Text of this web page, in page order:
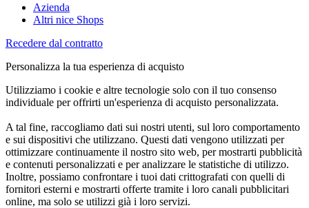
Azienda
Altri nice Shops
Recedere dal contratto
Personalizza la tua esperienza di acquisto
Utilizziamo i cookie e altre tecnologie solo con il tuo consenso
individuale per offrirti un'esperienza di acquisto personalizzata.
A tal fine, raccogliamo dati sui nostri utenti, sul loro comportamento
e sui dispositivi che utilizzano. Questi dati vengono utilizzati per
ottimizzare continuamente il nostro sito web, per mostrarti pubblicità
e contenuti personalizzati e per analizzare le statistiche di utilizzo.
Inoltre, possiamo confrontare i tuoi dati crittografati con quelli di
fornitori esterni e mostrarti offerte tramite i loro canali pubblicitari
online, ma solo se utilizzi già i loro servizi.